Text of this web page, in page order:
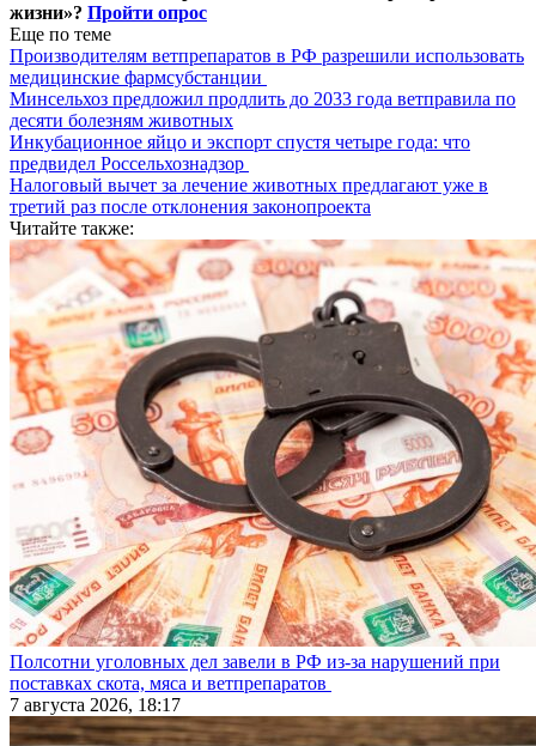
жизни»? Пройти опрос
Еще по теме
Производителям ветпрепаратов в РФ разрешили использовать
медицинские фармсубстанции
Минсельхоз предложил продлить до 2033 года ветправила по
десяти болезням животных
Инкубационное яйцо и экспорт спустя четыре года: что
предвидел Россельхознадзор
Налоговый вычет за лечение животных предлагают уже в
третий раз после отклонения законопроекта
Читайте также:
Полсотни уголовных дел завели в РФ из-за нарушений при
поставках скота, мяса и ветпрепаратов
7 августа 2026, 18:17